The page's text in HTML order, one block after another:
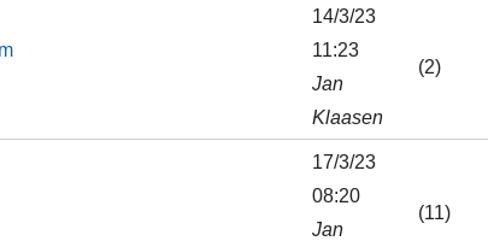
14/3/23
11:23
Jan
Klaasen
(2)
17/3/23
08:20
Jan
(11)